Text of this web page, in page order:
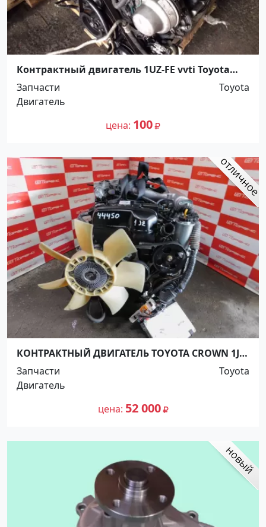
Контрактный двигатель 1UZ-FE vvti Toyota
Краснодар Краснодар
Запчасти
Toyota
Двигатель
цена 100
КОНТРАКТНЫЙ ДВИГАТЕЛЬ TOYOTA CROWN 1JZ-
GE Краснодар
Запчасти
Toyota
Двигатель
цена 52 000